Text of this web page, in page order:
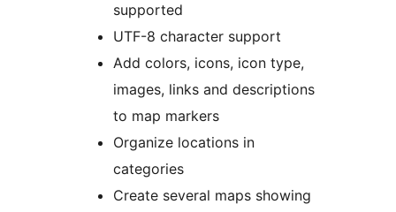
supported
UTF-8 character support
Add colors, icons, icon type,
images, links and descriptions
to map markers
Organize locations in
categories
Create several maps showing